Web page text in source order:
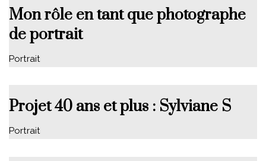
Mon rôle en tant que photographe
de portrait
Portrait
Projet 40 ans et plus : Sylviane S
Portrait